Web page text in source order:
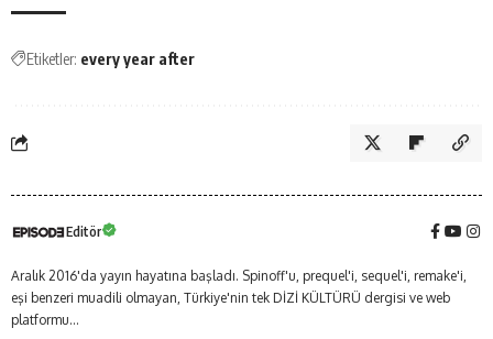
Etiketler: every year after
Editör
Aralık 2016'da yayın hayatına başladı. Spinoff'u, prequel'i, sequel'i, remake'i,
eşi benzeri muadili olmayan, Türkiye'nin tek DİZİ KÜLTÜRÜ dergisi ve web
platformu...